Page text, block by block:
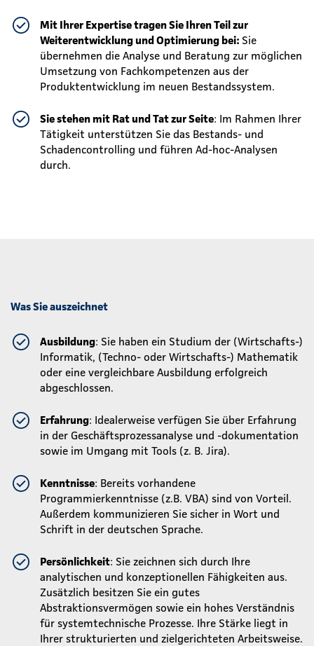
Mit Ihrer Expertise tragen Sie Ihren Teil zur
Weiterentwicklung und Optimierung bei: Sie
übernehmen die Analyse und Beratung zur möglichen
Umsetzung von Fachkompetenzen aus der
Produktentwicklung im neuen Bestandssystem.
Sie stehen mit Rat und Tat zur Seite: Im Rahmen Ihrer
Tätigkeit unterstützen Sie das Bestands- und
Schadencontrolling und führen Ad-hoc-Analysen
durch.
Was Sie auszeichnet
Ausbildung: Sie haben ein Studium der (Wirtschafts-)
Informatik, (Techno- oder Wirtschafts-) Mathematik
oder eine vergleichbare Ausbildung erfolgreich
abgeschlossen.
Erfahrung: Idealerweise verfügen Sie über Erfahrung
in der Geschäftsprozessanalyse und -dokumentation
sowie im Umgang mit Tools (z. B. Jira).
Kenntnisse: Bereits vorhandene
Programmierkenntnisse (z.B. VBA) sind von Vorteil.
Außerdem kommunizieren Sie sicher in Wort und
Schrift in der deutschen Sprache.
Persönlichkeit: Sie zeichnen sich durch Ihre
analytischen und konzeptionellen Fähigkeiten aus.
Zusätzlich besitzen Sie ein gutes
Abstraktionsvermögen sowie ein hohes Verständnis
für systemtechnische Prozesse. Ihre Stärke liegt in
Ihrer strukturierten und zielgerichteten Arbeitsweise.